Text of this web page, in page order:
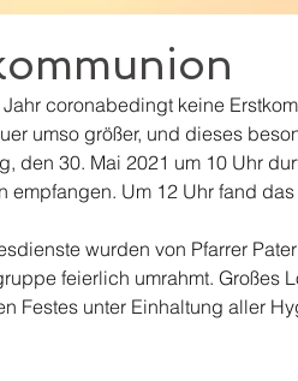
coronabedingt keine
umso größer, und dieses
den 30. Mai 2021 um 10 Uhr
empfangen. Um 12 Uhr fand
wurden von Pfarrer
feierlich umrahmt. Großes
Festes unter Einhaltung aller